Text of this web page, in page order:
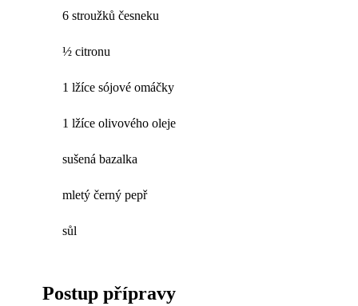
6 stroužků česneku
½ citronu
1 lžíce sójové omáčky
1 lžíce olivového oleje
sušená bazalka
mletý černý pepř
sůl
Postup přípravy